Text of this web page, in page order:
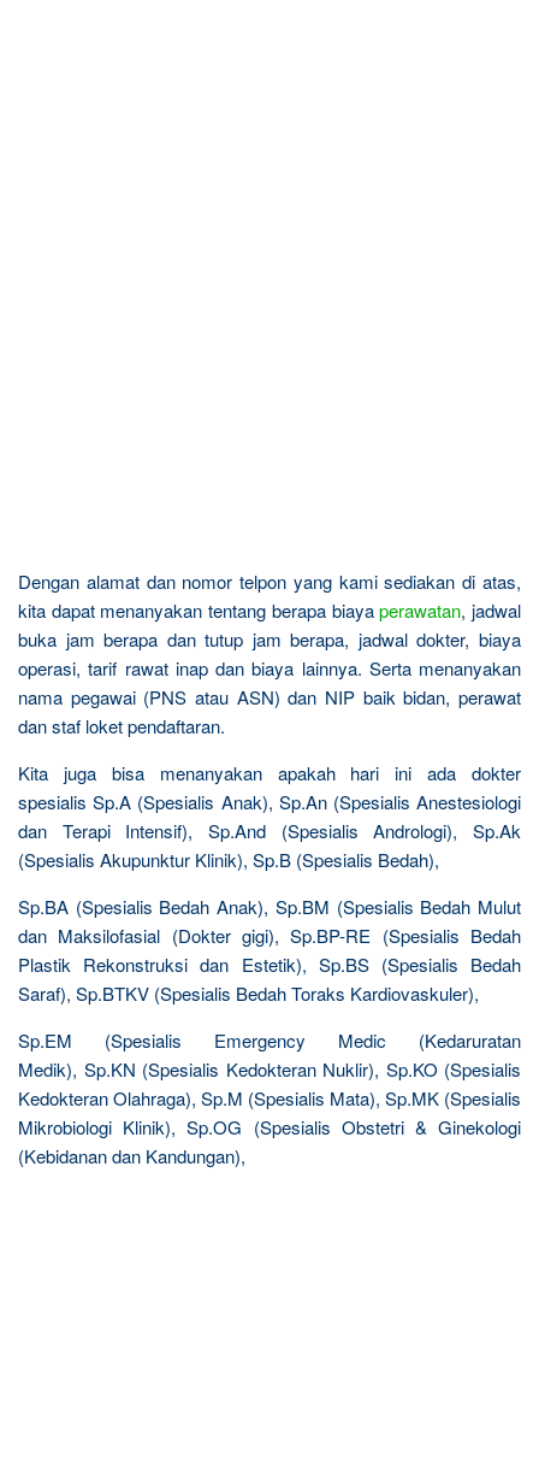
Dengan alamat dan nomor telpon yang kami sediakan di atas,
kita dapat menanyakan tentang berapa biayaperawatan, jadwal
buka jam berapa dan tutup jam berapa, jadwal dokter, biaya
operasi, tarif rawat inap dan biaya lainnya. Serta menanyakan
nama pegawai (PNS atau ASN) dan NIP baik bidan, perawat
dan staf loket pendaftaran.
Kita juga bisa menanyakan apakah hari ini ada dokter
spesialis Sp.A (Spesialis Anak), Sp.An (Spesialis Anestesiologi
dan Terapi Intensif), Sp.And (Spesialis Andrologi), Sp.Ak
(Spesialis Akupunktur Klinik), Sp.B (Spesialis Bedah),
Sp.BA (Spesialis Bedah Anak), Sp.BM (Spesialis Bedah Mulut
dan Maksilofasial (Dokter gigi), Sp.BP-RE (Spesialis Bedah
Plastik Rekonstruksi dan Estetik), Sp.BS (Spesialis Bedah
Saraf), Sp.BTKV (Spesialis Bedah Toraks Kardiovaskuler),
Sp.EM (Spesialis Emergency Medic (Kedaruratan
Medik), Sp.KN (Spesialis Kedokteran Nuklir), Sp.KO (Spesialis
Kedokteran Olahraga), Sp.M (Spesialis Mata), Sp.MK (Spesialis
Mikrobiologi Klinik), Sp.OG (Spesialis Obstetri & Ginekologi
(Kebidanan dan Kandungan),